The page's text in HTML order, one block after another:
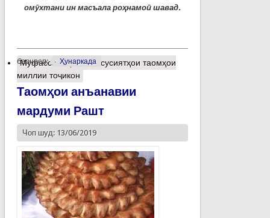
омӯхтаниин масъала роҳнамоӣшавад.
барчасп: Ҳунаркада
Муфассалтаро Махсусиятҳои таомҳои
миллии тоҷикон
Таомҳои анъанавии
мардуми Рашт
Чоп шуд: 13/06/2019